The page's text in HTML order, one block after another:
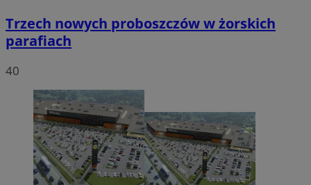
Trzech nowych proboszczów w żorskich
parafiach
40